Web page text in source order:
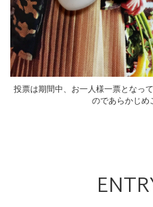
投票は期間中、お一人様一票となっ
のであらかじめ